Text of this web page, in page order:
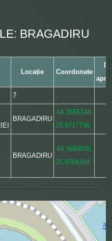
BRAGADIRU
Locație Coordonate
7 ,
BRAGADIRU
44.3656144,
25.9717736
BRAGADIRU
44.3654035,
25.9704164